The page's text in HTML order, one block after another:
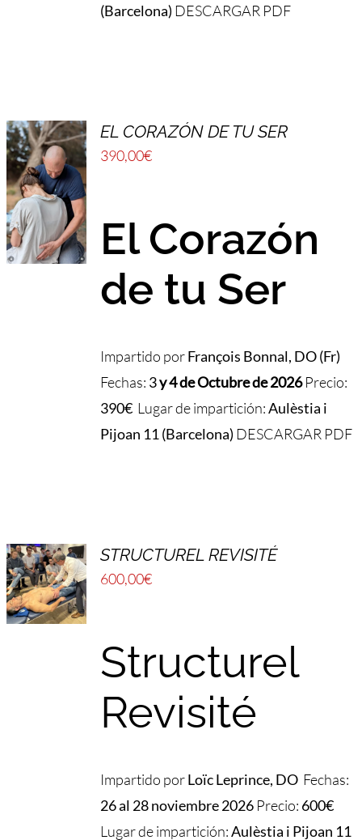
(Barcelona) DESCARGAR PDF
EL CORAZÓN DE TU SER
390,00€
El Corazón
de tu Ser
Impartido porFrançois Bonnal, DO (Fr)
Fechas: 3y 4 de Octubre de 2026Precio:
390€ Lugar de impartición:Aulèstia i
Pijoan 11 (Barcelona) DESCARGAR PDF
STRUCTUREL REVISITÉ
600,00€
Structurel
Revisité
Impartido porLoïc Leprince, DO Fechas:
26 al 28 noviembre 2026 Precio: 600€
Lugar de impartición:Aulèstia i Pijoan 11